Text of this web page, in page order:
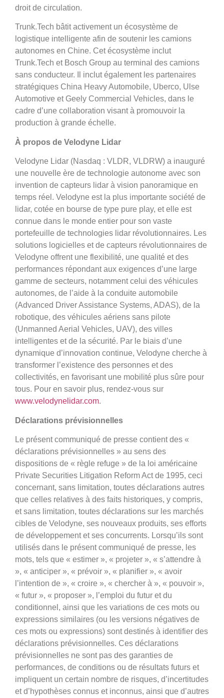
droit de circulation.
Trunk.Tech bâtit activement un écosystème de
logistique intelligente afin de soutenir les camions
autonomes en Chine. Cet écosystème inclut
Trunk.Tech et Bosch Group au terminal des camions
sans conducteur. Il inclut également les partenaires
stratégiques China Heavy Automobile, Uberco, Ulse
Automotive et Geely Commercial Vehicles, dans le
cadre d’une collaboration visant à promouvoir la
production à grande échelle.
À propos de Velodyne Lidar
Velodyne Lidar (Nasdaq : VLDR, VLDRW) a inauguré
une nouvelle ère de technologie autonome avec son
invention de capteurs lidar à vision panoramique en
temps réel. Velodyne est la plus importante société de
lidar, cotée en bourse de type pure play, et elle est
connue dans le monde entier pour son vaste
portefeuille de technologies lidar révolutionnaires. Les
solutions logicielles et de capteurs révolutionnaires de
Velodyne offrent une flexibilité, une qualité et des
performances répondant aux exigences d’une large
gamme de secteurs, notamment celui des véhicules
autonomes, de l’aide à la conduite automobile
(Advanced Driver Assistance Systems, ADAS), de la
robotique, des véhicules aériens sans pilote
(Unmanned Aerial Vehicles, UAV), des villes
intelligentes et de la sécurité. Par le biais d’une
dynamique d’innovation continue, Velodyne cherche à
transformer l’existence des personnes et des
collectivités, en favorisant une mobilité plus sûre pour
tous. Pour en savoir plus, rendez-vous sur
www.velodynelidar.com.
Déclarations prévisionnelles
Le présent communiqué de presse contient des «
déclarations prévisionnelles » au sens des
dispositions de « règle refuge » de la loi américaine
Private Securities Litigation Reform Act de 1995, ceci
concernant, sans limitation, toutes déclarations autres
que celles relatives à des faits historiques, y compris,
et sans limitation, toutes déclarations sur les marchés
cibles de Velodyne, ses nouveaux produits, ses efforts
de développement et ses concurrents. Lorsqu’ils sont
utilisés dans le présent communiqué de presse, les
mots, tels que « estimer », « projeter », « s’attendre à
», « anticiper », « prévoir », « planifier », « avoir
l’intention de », « croire », « chercher à », « pouvoir »,
« futur », « proposer », l’emploi du futur et du
conditionnel, ainsi que les variations de ces mots ou
expressions similaires (ou les versions négatives de
ces mots ou expressions) sont destinés à identifier des
déclarations prévisionnelles. Ces déclarations
prévisionnelles ne sont pas des garanties de
performances, de conditions ou de résultats futurs et
impliquent un certain nombre de risques, d’incertitudes
et d’hypothèses connus et inconnus, ainsi que d’autres